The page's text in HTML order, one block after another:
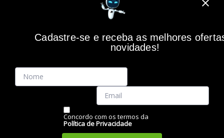
Mouse Sem Fio Preto, MS350, MO212, MULTI
Código: 34523
Vendido e Entregue por:Miranda
Cadastre-se e receba as melhores
novidades!
Concordo com os termos da
Política de Privacidade